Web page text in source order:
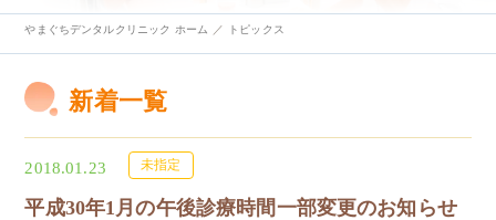
やまぐちデンタルクリニック ホーム トピックス
新着一覧
2018.01.23 未指定
平成30年1月の午後診療時間一部変更のお知らせ